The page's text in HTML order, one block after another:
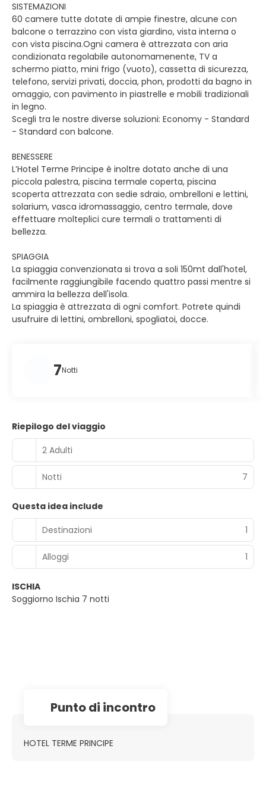
SISTEMAZIONI
60 camere tutte dotate di ampie finestre, alcune con
balcone o terrazzino con vista giardino, vista interna o
con vista piscina.Ogni camera è attrezzata con aria
condizionata regolabile autonomamenente, TV a
schermo piatto, mini frigo (vuoto), cassetta di sicurezza,
telefono, servizi privati, doccia, phon, prodotti da bagno in
omaggio, con pavimento in piastrelle e mobili tradizionali
in legno.
Scegli tra le nostre diverse soluzioni: Economy - Standard
- Standard con balcone.
BENESSERE
L’Hotel Terme Principe è inoltre dotato anche di una
piccola palestra, piscina termale coperta, piscina
scoperta attrezzata con sedie sdraio, ombrelloni e lettini,
solarium, vasca idromassaggio, centro termale, dove
effettuare molteplici cure termali o trattamenti di
bellezza.
SPIAGGIA
La spiaggia convenzionata si trova a soli 150mt dall'hotel,
facilmente raggiungibile facendo quattro passi mentre si
ammira la bellezza dell'isola.
La spiaggia è attrezzata di ogni comfort. Potrete quindi
usufruire di lettini, ombrelloni, spogliatoi, docce.
7Notti
Riepilogo del viaggio
2 Adulti
Notti 7
Questa idea include
Destinazioni
1
Alloggi 1
ISCHIA
Soggiorno Ischia 7 notti
Punto di incontro
HOTEL TERME PRINCIPE